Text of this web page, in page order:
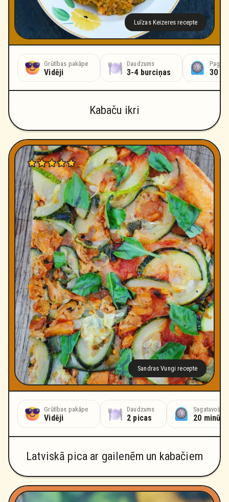
Luīzas Keizeres recepte
Grūtības pakāpe
Vidēji
Daudzums
3-4 burciņas 30
Kabaču ikri
Sandras Vungi recepte
Grūtības pakāpe
Vidēji
Daudzums
2 picas 20
Latviskā pica ar gailenēm un kabačiem